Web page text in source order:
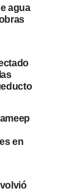
agua
en